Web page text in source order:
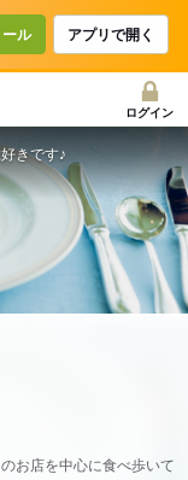
ル アプリで開く
ログイン
お店を中心に食べ歩いて
きです♪